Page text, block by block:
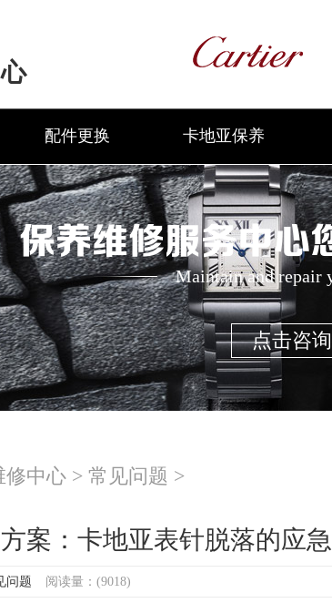
配件更换 卡地亚保养
保养维修服务中心
Maintain and repair
点击咨询
修中心 > 常见问题 >
案：卡地亚表针脱落的应
问题 阅读量：(9018)